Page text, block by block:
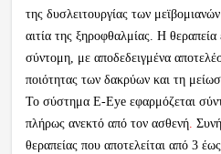
της δυσλειτουργίας των
αιτία της ξηροφθαλμίας. Η
σύντομη, με αποδεδειγμένα
ποιότητας των δακρύων και τη
Το σύστημα E-Eye εφαρμόζεται
πλήρως ανεκτό από τον ασθενή.
θεραπείας που αποτελείται από 3